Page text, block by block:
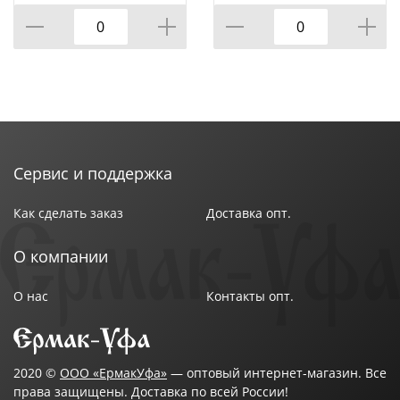
Технические характеристики:
Тип: комплект постельного белья
Коллекция: "Sateen De Luxe"
Цвет: Диона
Страна-изготовитель: Россия
Сервис и поддержка
Как сделать заказ Доставка опт.
О компании
О нас Контакты опт.
2020 © ООО «ЕрмакУфа» — оптовый интернет-магазин. Все
права защищены. Доставка по всей России!